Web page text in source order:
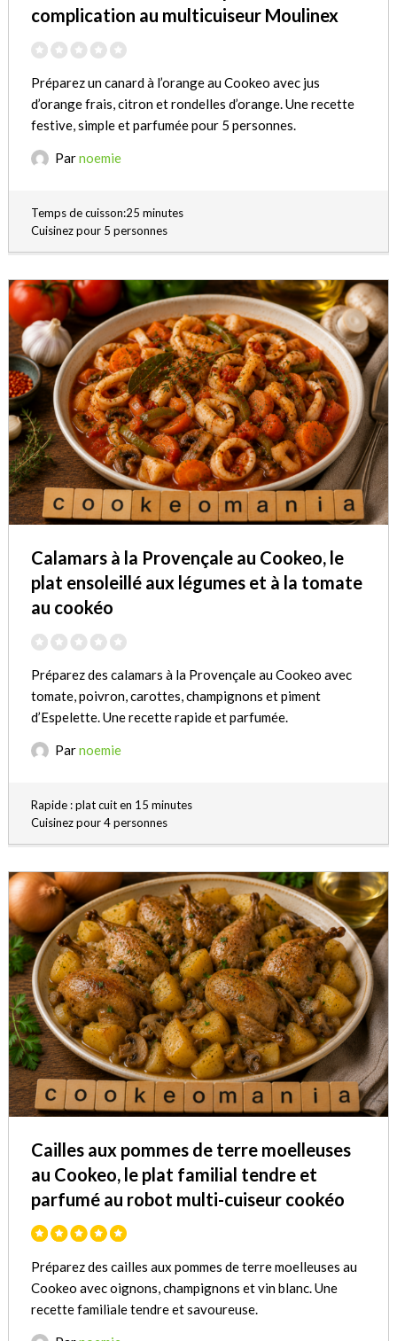
complication au multicuiseur Moulinex
Préparez un canard à l’orange au Cookeo avec jus
d’orange frais, citron et rondelles d’orange. Une recette
festive, simple et parfumée pour 5 personnes.
Parnoemie
Temps de cuisson:25 minutes
Cuisinez pour 5 personnes
Calamars à la Provençale au Cookeo, le
plat ensoleillé aux légumes et à la tomate
au cookéo
Préparez des calamars à la Provençale au Cookeo avec
tomate, poivron, carottes, champignons et piment
d’Espelette. Une recette rapide et parfumée.
Parnoemie
Rapide : plat cuit en 15 minutes
Cuisinez pour 4 personnes
Cailles aux pommes de terre moelleuses
au Cookeo, le plat familial tendre et
parfumé au robot multi-cuiseur cookéo
Préparez des cailles aux pommes de terre moelleuses au
Cookeo avec oignons, champignons et vin blanc. Une
recette familiale tendre et savoureuse.